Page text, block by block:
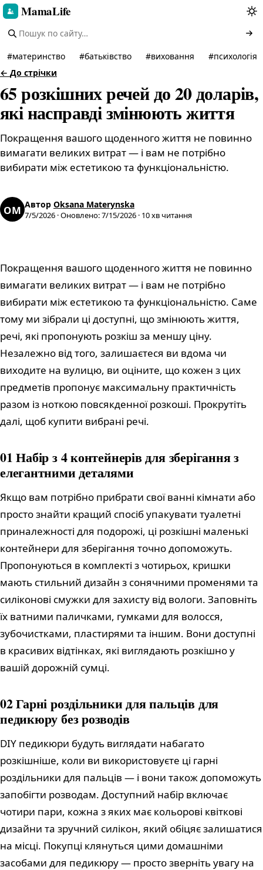
MamaLife
#материнство #батьківство #виховання #психологія
← До стрічки
65 розкішних речей до 20 доларів,
які насправді змінюють життя
Покращення вашого щоденного життя не повинно
вимагати великих витрат — і вам не потрібно
вибирати між естетикою та функціональністю.
OM Автор Oksana Materynska
7/5/2026 ·Оновлено:7/15/2026 · 10хв читання
Покращення вашого щоденного життя не повинно
вимагати великих витрат — і вам не потрібно
вибирати між естетикою та функціональністю. Саме
тому ми зібрали ці доступні, що змінюють життя,
речі, які пропонують розкіш за меншу ціну.
Незалежно від того, залишаєтеся ви вдома чи
виходите на вулицю, ви оціните, що кожен з цих
предметів пропонує максимальну практичність
разом із ноткою повсякденної розкоші. Прокрутіть
далі, щоб купити вибрані речі.
01 Набір з 4 контейнерів для зберігання з
елегантними деталями
Якщо вам потрібно прибрати свої ванні кімнати або
просто знайти кращий спосіб упакувати туалетні
приналежності для подорожі, ці розкішні маленькі
контейнери для зберігання точно допоможуть.
Пропонуються в комплекті з чотирьох, кришки
мають стильний дизайн з сонячними променями та
силіконові смужки для захисту від вологи. Заповніть
їх ватними паличками, гумками для волосся,
зубочистками, пластирями та іншим. Вони доступні
в красивих відтінках, які виглядають розкішно у
вашій дорожній сумці.
02 Гарні роздільники для пальців для
педикюру без розводів
DIY педикюри будуть виглядати набагато
розкішніше, коли ви використовуєте ці гарні
роздільники для пальців — і вони також допоможуть
запобігти розводам. Доступний набір включає
чотири пари, кожна з яких має кольорові квіткові
дизайни та зручний силікон, який обіцяє залишатися
на місці. Покупці клянуться цими домашніми
засобами для педикюру — просто зверніть увагу на